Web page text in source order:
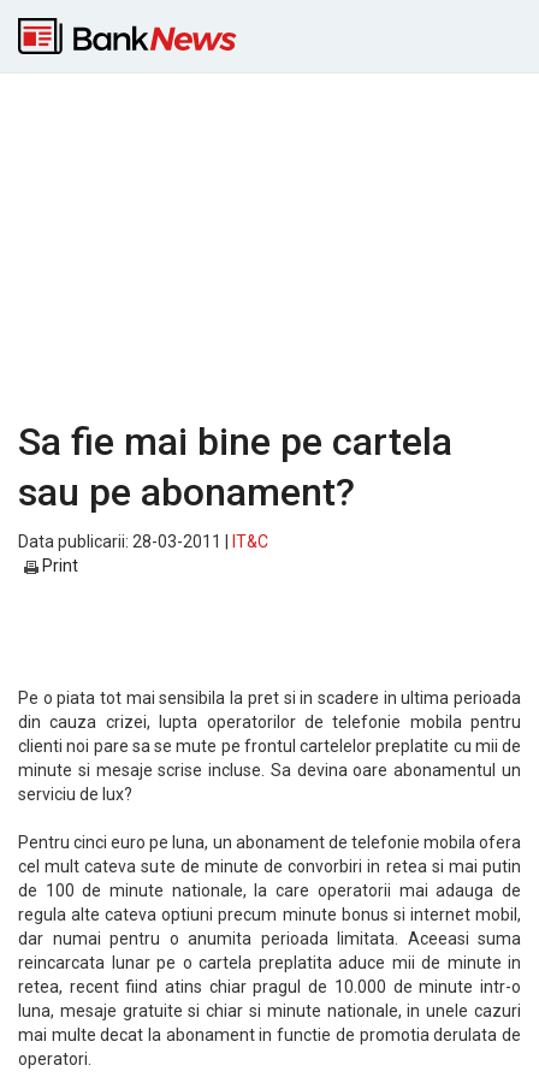
Sa fie mai bine pe cartela
sau pe abonament?
Data publicarii: 28-03-2011 |
IT&C
Print
Pe o piata tot mai sensibila la pret si in scadere in ultima perioada
din cauza crizei, lupta operatorilor de telefonie mobila pentru
clienti noi pare sa se mute pe frontul cartelelor preplatite cu mii de
minute si mesaje scrise incluse. Sa devina oare abonamentul un
serviciu de lux?
Pentru cinci euro pe luna, un abonament de telefonie mobila ofera
cel mult cateva sute de minute de convorbiri in retea si mai putin
de 100 de minute nationale, la care operatorii mai adauga de
regula alte cateva optiuni precum minute bonus si internet mobil,
dar numai pentru o anumita perioada limitata. Aceeasi suma
reincarcata lunar pe o cartela preplatita aduce mii de minute in
retea, recent fiind atins chiar pragul de 10.000 de minute intr-o
luna, mesaje gratuite si chiar si minute nationale, in unele cazuri
mai multe decat la abonament in functie de promotia derulata de
operatori.